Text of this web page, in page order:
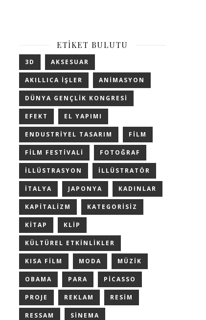
ETIKET BULUTU
3D AKSESUAR
AKILLICA IŞLER ANIMASYON
DÜNYA GENÇLIK KONGRESI
EFEKT EL YAPIMI
ENDUSTRIYEL TASARIM FILM
FILM FESTIVALI FOTOĞRAF
ILLÜSTRASYON ILLÜSTRATÖR
ITALYA JAPONYA KADINLAR
KAPITALIZM KATEGORISIZ
KITAP KLIP
KÜLTÜREL ETKINLIKLER
KISA FILM MODA MÜZIK
OBAMA PARA PICASSO
PROJE REKLAM RESIM
RESSAM SINEMA